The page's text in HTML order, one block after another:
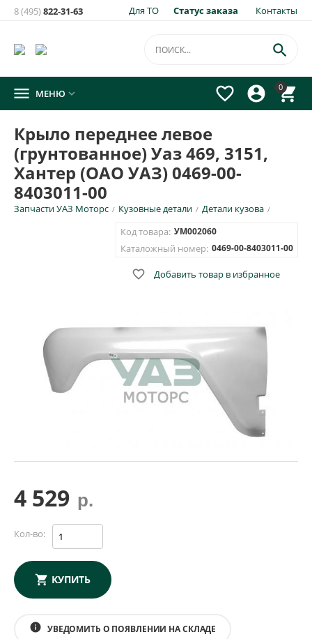
Для ТО Статус заказа Контакты
8 (495)822-31-63
0




 МЕНЮ 
Крыло переднее левое
(грунтованное) Уаз 469, 3151,
Хантер (ОАО УАЗ) 0469-00-
8403011-00
Запчасти УАЗ Моторс / Кузовные детали / Детали кузова /
Код товара: УМ002060
Каталожный номер: 0469-00-8403011-00
 Добавить товар в избранное
4 529 р.
Кол-во:
КУПИТЬ
info УВЕДОМИТЬ О ПОЯВЛЕНИИ НА СКЛАДЕ
товара:
×
Крыло переднее левое (грунтованное) Уаз 469, 3151,
Хантер (ОАО УАЗ) 0469-00-8403011-00
E-mail для уведомления письмом
Номер телефона для SMS уведомления